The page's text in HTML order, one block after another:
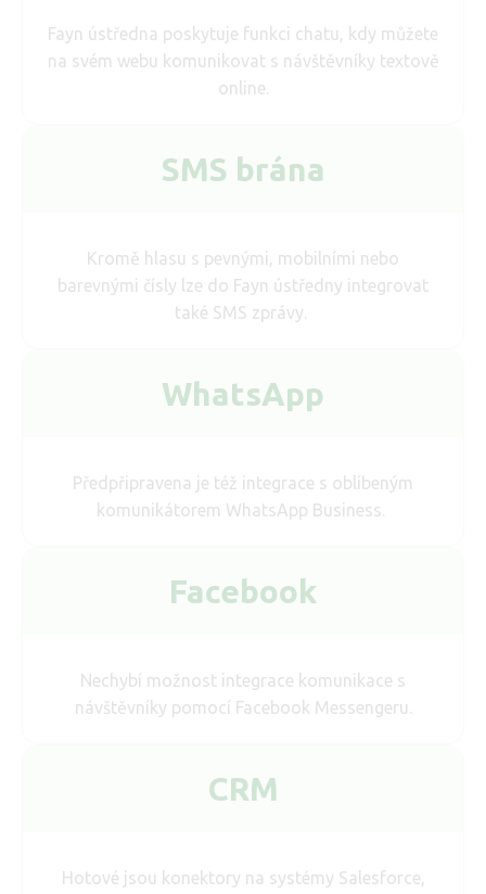
Fayn ústředna poskytuje funkci chatu, kdy můžete
na svém webu komunikovat s návštěvníky textově
online.
SMS brána
Kromě hlasu s pevnými, mobilními nebo
barevnými čísly lze do Fayn ústředny integrovat
také SMS zprávy.
WhatsApp
Předpřipravena je též integrace s oblíbeným
komunikátorem WhatsApp Business.
Facebook
Nechybí možnost integrace komunikace s
návštěvníky pomocí Facebook Messengeru.
CRM
Hotové jsou konektory na systémy Salesforce,